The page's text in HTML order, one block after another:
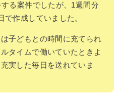
る案件でしたが、1週間分
で作成していました。
子どもとの時間に充てられ
タイムで働いていたときよ
実した毎日を送れていま